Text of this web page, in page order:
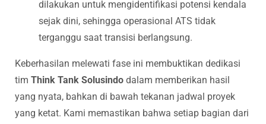
dilakukan untuk mengidentifikasi potensi kendala
sejak dini, sehingga operasional ATS tidak
terganggu saat transisi berlangsung.
Keberhasilan melewati fase ini membuktikan dedikasi
tim Think Tank Solusindo dalam memberikan hasil
yang nyata, bahkan di bawah tekanan jadwal proyek
yang ketat. Kami memastikan bahwa setiap bagian dari